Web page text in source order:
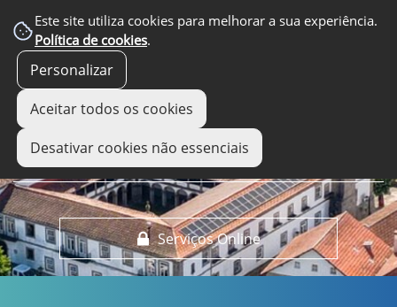
Este site utiliza cookies para melhorar a sua experiência.
Política de cookies.
Personalizar
Aceitar todos os cookies
Desativar cookies não essenciais
Serviços Online
EM DESTAQUE